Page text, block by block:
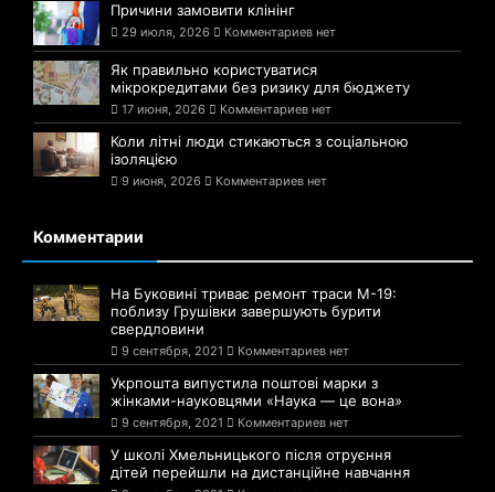
Причини замовити клінінг
29 июля, 2026 Комментариев нет
Як правильно користуватися
мікрокредитами без ризику для бюджету
17 июня, 2026 Комментариев нет
Коли літні люди стикаються з соціальною
ізоляцією
9 июня, 2026 Комментариев нет
Комментарии
На Буковині триває ремонт траси М-19:
поблизу Грушівки завершують бурити
свердловини
9 сентября, 2021 Комментариев нет
Укрпошта випустила поштові марки з
жінками-науковцями «Наука — це вона»
9 сентября, 2021 Комментариев нет
У школі Хмельницького після отруєння
дітей перейшли на дистанційне навчання